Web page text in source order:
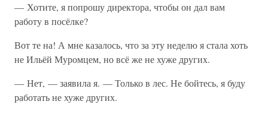
— Хотите, я попрошу директора, чтобы он дал вам
работу в посёлке?
Вот те на! А мне казалось, что за эту неделю я стала хоть
не Ильёй Муромцем, но всё же не хуже других.
— Нет, — заявила я. — Только в лес. Не бойтесь, я буду
работать не хуже других.